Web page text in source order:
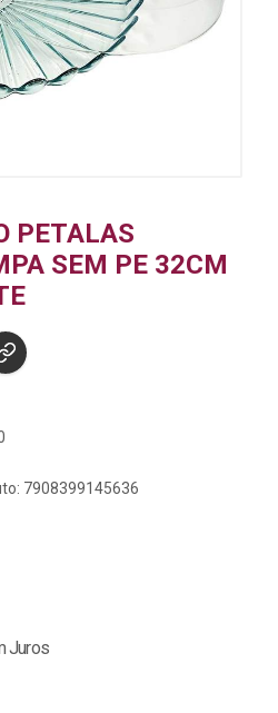
PETALAS
SEM PE 32CM
7908399145636
Juros